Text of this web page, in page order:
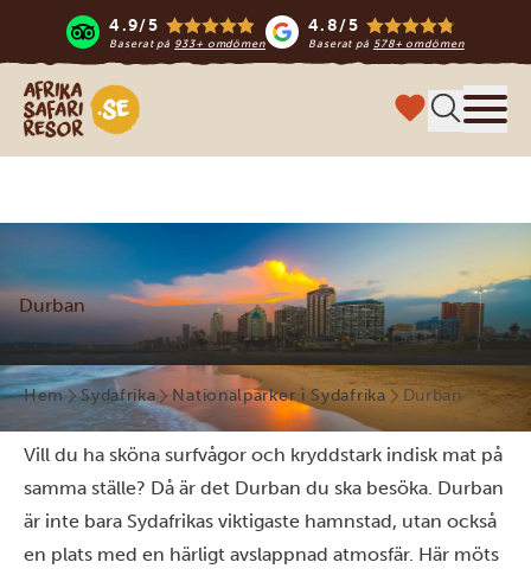
4.9/5
Baserat på 933+ omdömen
4.8/5
Baserat på 578+ omdömen
Safari-resor i Afrika
Durban
Hem Sydafrika Nationalparker i Sydafrika Durban
Vill du ha sköna surfvågor och kryddstark indisk mat på
samma ställe? Då är det Durban du ska besöka. Durban
är inte bara Sydafrikas viktigaste hamnstad, utan också
en plats med en härligt avslappnad atmosfär. Här möts